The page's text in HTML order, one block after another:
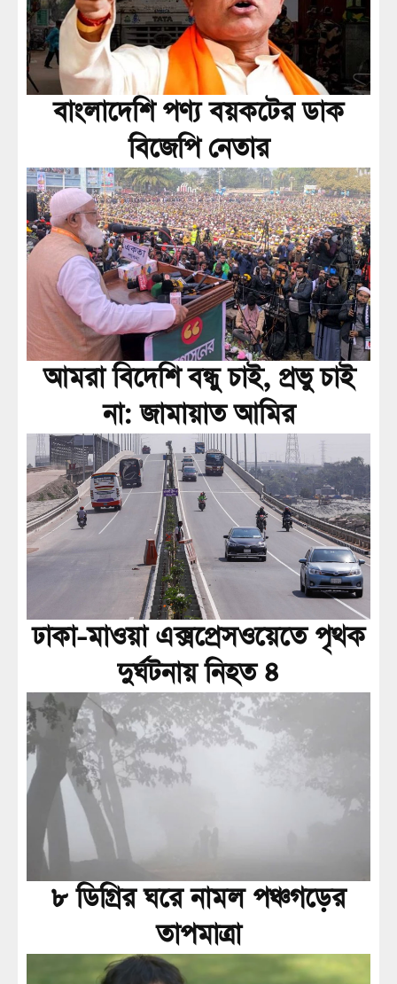
বাংলাদেশি পণ্য বয়কটের ডাক
বিজেপি নেতার
আমরা বিদেশি বন্ধু চাই, প্রভু চাই
না: জামায়াত আমির
ঢাকা-মাওয়া এক্সপ্রেসওয়েতে পৃথক
দুর্ঘটনায় নিহত ৪
৮ ডিগ্রির ঘরে নামল পঞ্চগড়ের
তাপমাত্রা